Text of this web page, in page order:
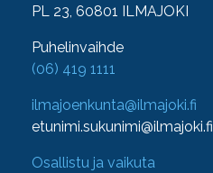
PL 23, 60801 ILMAJOKI
Puhelinvaihde
(06) 419 1111
ilmajoenkunta@ilmajoki.fi
etunimi.sukunimi@ilmajoki.fi
Osallistu ja vaikuta